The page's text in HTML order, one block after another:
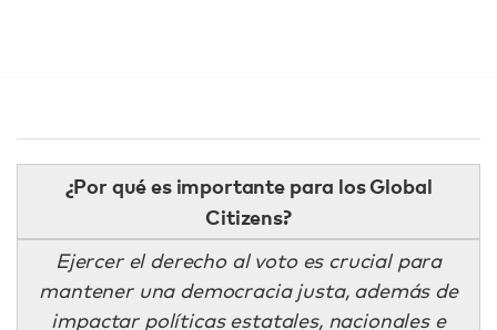
¿Por qué es importante para los Global
Citizens?
Ejercer el derecho al voto es crucial para
mantener una democracia justa, además de
impactar políticas estatales, nacionales e